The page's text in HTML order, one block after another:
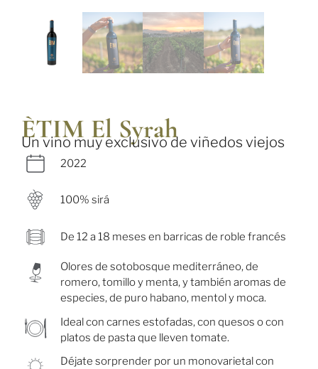
ÈTIM El Syrah
Un vino muy exclusivo de viñedos viejos
2022
100% sirá
De 12 a 18 meses en barricas de roble francés
Olores de sotobosque mediterráneo, de
romero, tomillo y menta, y también aromas de
especies, de puro habano, mentol y moca.
Ideal con carnes estofadas, con quesos o con
platos de pasta que lleven tomate.
Déjate sorprender por un monovarietal con